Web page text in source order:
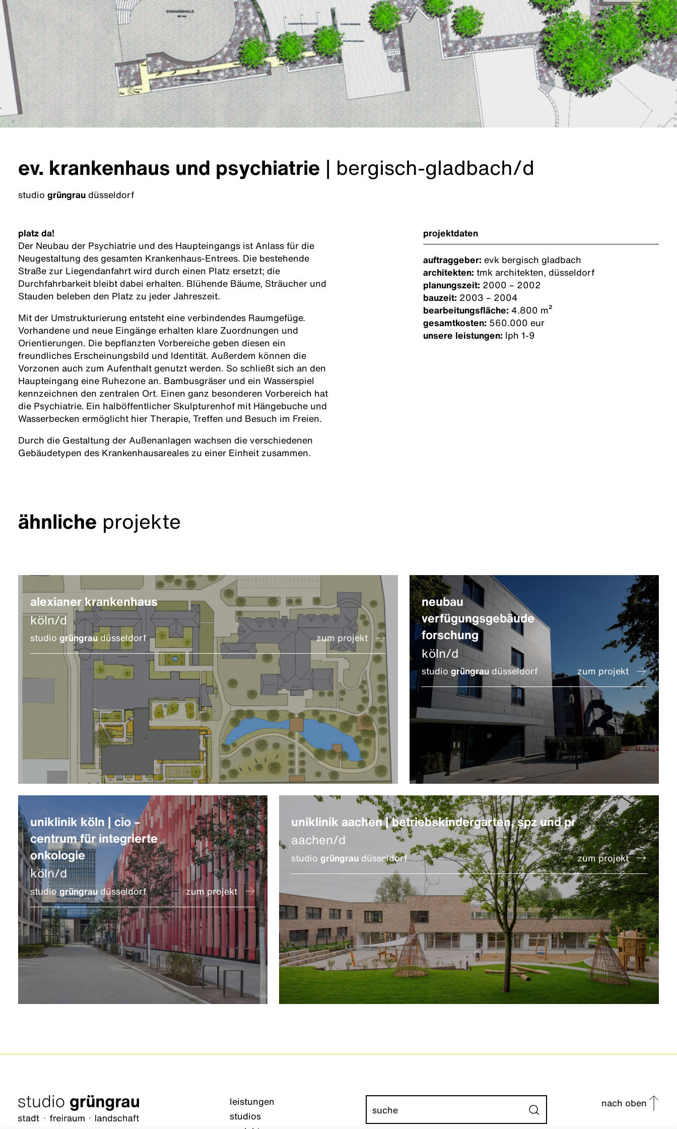
ev. krankenhaus und psychiatrie | bergisch-gladbach/d
studio grüngrau düsseldorf
platz da!
Der Neubau der Psychiatrie und des Haupteingangs ist Anlass für die
Neugestaltung des gesamten Krankenhaus-Entrees. Die bestehende
Straße zur Liegendanfahrt wird durch einen Platz ersetzt; die
Durchfahrbarkeit bleibt dabei erhalten. Blühende Bäume, Sträucher und
Stauden beleben den Platz zu jeder Jahreszeit.
Mit der Umstrukturierung entsteht eine verbindendes Raumgefüge.
Vorhandene und neue Eingänge erhalten klare Zuordnungen und
Orientierungen. Die bepflanzten Vorbereiche geben diesen ein
freundliches Erscheinungsbild und Identität. Außerdem können die
Vorzonen auch zum Aufenthalt genutzt werden. So schließt sich an den
Haupteingang eine Ruhezone an. Bambusgräser und ein Wasserspiel
kennzeichnen den zentralen Ort. Einen ganz besonderen Vorbereich hat
die Psychiatrie. Ein halböffentlicher Skulpturenhof mit Hängebuche und
Wasserbecken ermöglicht hier Therapie, Treffen und Besuch im Freien.
Durch die Gestaltung der Außenanlagen wachsen die verschiedenen
Gebäudetypen des Krankenhausareales zu einer Einheit zusammen.
projektdaten
auftraggeber: evk bergisch gladbach
architekten: tmk architekten, düsseldorf
planungszeit: 2000 – 2002
bauzeit: 2003 – 2004
bearbeitungsfläche: 4.800 m²
gesamtkosten: 560.000 eur
unsere leistungen: lph 1-9
ähnliche projekte
alexianer krankenhaus
köln/d
studio grüngraudüsseldorf zum projekt
neubau
verfügungsgebäude
forschung
köln/d
studio grüngraudüsseldorf zum projekt
uniklinik köln | cio –
centrum für integrierte
onkologie
köln/d
studiogrüngraudüsseldorf zum projekt
uniklinik aachen | betriebskindergarten, spz und pr
aachen/d
studio grüngraudüsseldorf zum projekt
leistungen
studios
Absenden
nach oben